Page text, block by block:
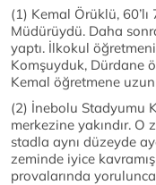
(1) Kemal Örüklü,
Müdürüydü. Daha
yaptı. İlkokul
Komşuyduk, Dürdane
Kemal öğretmene
(2) İnebolu Stadyumu
merkezine yakındır.
stadla aynı düzeyde
zeminde iyice
provalarında